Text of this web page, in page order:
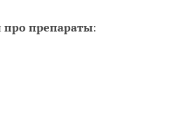
про препараты: